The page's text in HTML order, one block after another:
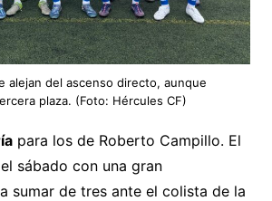
alejan del ascenso directo, aunque
plaza. (Foto: Hércules CF)
para los de Roberto Campillo. El
sábado con una gran
sumar de tres ante el colista de la